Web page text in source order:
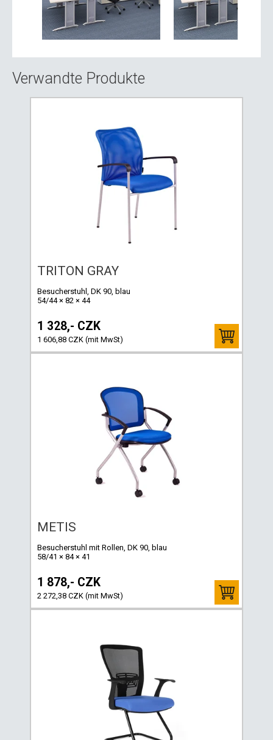
Verwandte Produkte
TRITON GRAY
Besucherstuhl, DK 90, blau
54/44 × 82 × 44
1 328,- CZK
1 606,88 CZK (mit MwSt)
METIS
Besucherstuhl mit Rollen, DK 90, blau
58/41 × 84 × 41
1 878,- CZK
2 272,38 CZK (mit MwSt)